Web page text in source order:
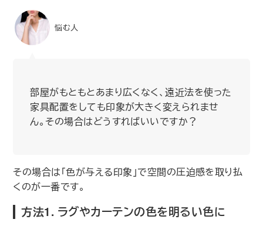
悩む人
部屋がもともとあまり広くなく、遠近法を使った
家具配置をしても印象が大きく変えられませ
ん。その場合はどうすればいいですか？
その場合は｢色が与える印象｣で空間の圧迫感を取り払
くのが一番です。
方法1. ラグやカーテンの色を明るい色に